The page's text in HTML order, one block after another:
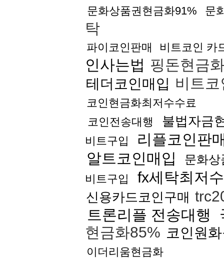
문화상품권현금화91% 문
탁
파이코인판매 비트코인 카
인사는법 핑돈현금
테더코인매입 비트
코인현금화최저수수료
코인전송대행
불법자금
비트구입
리플코인판
알트코인매입
문화상
비트구입 fx세탁최저
신용카드코인구매
트론리플 전송대행
현금화85% 코인원
이더리움현금화